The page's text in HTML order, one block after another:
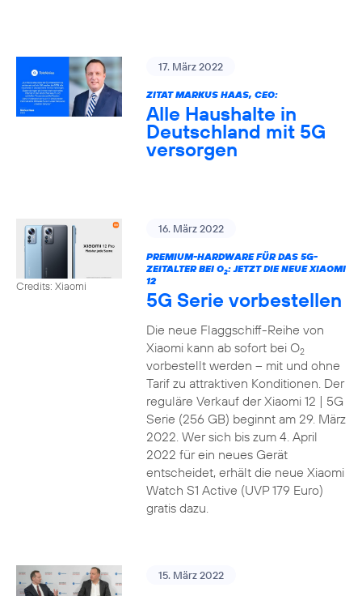
17. März 2022
ZITAT MARKUS HAAS, CEO:
Alle Haushalte in
Deutschland mit 5G
versorgen
Credits: Xiaomi
16. März 2022
PREMIUM-HARDWARE FÜR DAS 5G-
ZEITALTER BEI O2: JETZT DIE NEUE XIAOMI
12
5G Serie vorbestellen
Die neue Flaggschiff-Reihe von
Xiaomi kann ab sofort bei O2
vorbestellt werden – mit und ohne
Tarif zu attraktiven Konditionen. Der
reguläre Verkauf der Xiaomi 12 | 5G
Serie (256 GB) beginnt am 29. März
2022. Wer sich bis zum 4. April
2022 für ein neues Gerät
entscheidet, erhält die neue Xiaomi
Watch S1 Active (UVP 179 Euro)
gratis dazu.
15. März 2022